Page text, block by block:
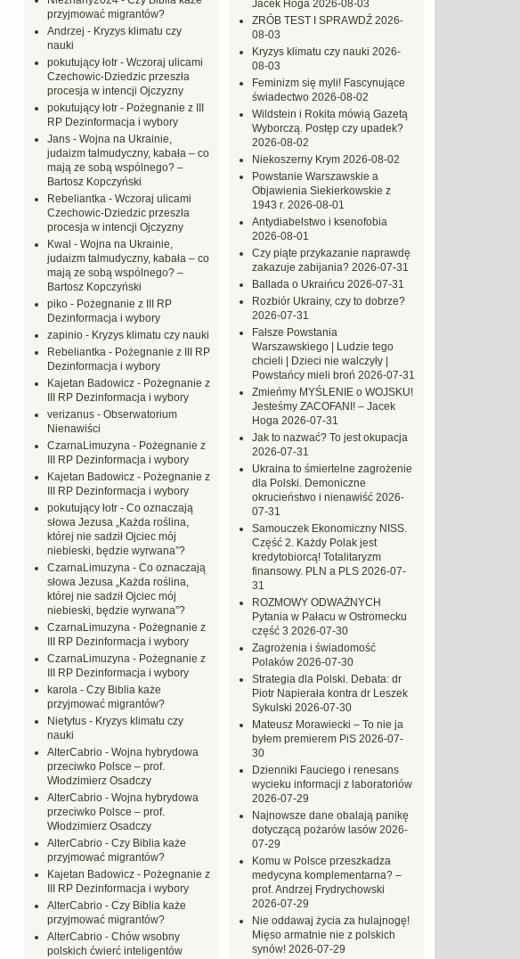
Jacek Hoga 2026-08-03
ZRÓB TEST I SPRAWDŹ 2026-
08-03
Kryzys klimatu czy nauki 2026-
08-03
Feminizm się myli! Fascynujące
świadectwo 2026-08-02
Wildstein i Rokita mówią Gazetą
Wyborczą. Postęp czy upadek?
2026-08-02
Niekoszerny Krym 2026-08-02
Powstanie Warszawskie a
Objawienia Siekierkowskie z
1943 r. 2026-08-01
Antydiabelstwo i ksenofobia
2026-08-01
Czy piąte przykazanie naprawdę
zakazuje zabijania? 2026-07-31
Ballada o Ukraińcu 2026-07-31
Rozbiór Ukrainy, czy to dobrze?
2026-07-31
Fałsze Powstania
Warszawskiego | Ludzie tego
chcieli | Dzieci nie walczyły |
Powstańcy mieli broń 2026-07-31
Zmieńmy MYŚLENIE o WOJSKU!
Jesteśmy ZACOFANI! – Jacek
Hoga 2026-07-31
Jak to nazwać? To jest okupacja
2026-07-31
Ukraina to śmiertelne zagrożenie
dla Polski. Demoniczne
okrucieństwo i nienawiść 2026-
07-31
Samouczek Ekonomiczny NISS.
Część 2. Każdy Polak jest
kredytobiorcą! Totalitaryzm
finansowy. PLN a PLS 2026-07-
31
ROZMOWY ODWAŻNYCH
Pytania w Pałacu w Ostromecku
część 3 2026-07-30
Zagrożenia i świadomość
Polaków 2026-07-30
Strategia dla Polski. Debata: dr
Piotr Napierała kontra dr Leszek
Sykulski 2026-07-30
Mateusz Morawiecki – To nie ja
byłem premierem PiS 2026-07-
30
Dzienniki Fauciego i renesans
wycieku informacji z laboratoriów
2026-07-29
Najnowsze dane obalają panikę
dotyczącą pożarów lasów 2026-
07-29
Komu w Polsce przeszkadza
medycyna komplementarna? –
prof. Andrzej Frydrychowski
2026-07-29
Nie oddawaj życia za hulajnogę!
Mięso armatnie nie z polskich
synów! 2026-07-29
przyjmować migrantów?
Andrzej - Kryzys klimatu czy
nauki
pokutujący łotr - Wczoraj ulicami
Czechowic-Dziedzic przeszła
procesja w intencji Ojczyzny
pokutujący łotr - Pożegnanie z III
RP Dezinformacja i wybory
Jans - Wojna na Ukrainie,
judaizm talmudyczny, kabała – co
mają ze sobą wspólnego? –
Bartosz Kopczyński
Rebeliantka - Wczoraj ulicami
Czechowic-Dziedzic przeszła
procesja w intencji Ojczyzny
Kwal - Wojna na Ukrainie,
judaizm talmudyczny, kabała – co
mają ze sobą wspólnego? –
Bartosz Kopczyński
piko - Pożegnanie z III RP
Dezinformacja i wybory
zapinio - Kryzys klimatu czy nauki
Rebeliantka - Pożegnanie z III RP
Dezinformacja i wybory
Kajetan Badowicz - Pożegnanie z
III RP Dezinformacja i wybory
verizanus - Obserwatorium
Nienawiści
CzarnaLimuzyna - Pożegnanie z
III RP Dezinformacja i wybory
Kajetan Badowicz - Pożegnanie z
III RP Dezinformacja i wybory
pokutujący łotr - Co oznaczają
słowa Jezusa „Każda roślina,
której nie sadził Ojciec mój
niebieski, będzie wyrwana”?
CzarnaLimuzyna - Co oznaczają
słowa Jezusa „Każda roślina,
której nie sadził Ojciec mój
niebieski, będzie wyrwana”?
CzarnaLimuzyna - Pożegnanie z
III RP Dezinformacja i wybory
CzarnaLimuzyna - Pożegnanie z
III RP Dezinformacja i wybory
karola - Czy Biblia każe
przyjmować migrantów?
Nietytus - Kryzys klimatu czy
nauki
AlterCabrio - Wojna hybrydowa
przeciwko Polsce – prof.
Włodzimierz Osadczy
AlterCabrio - Wojna hybrydowa
przeciwko Polsce – prof.
Włodzimierz Osadczy
AlterCabrio - Czy Biblia każe
przyjmować migrantów?
Kajetan Badowicz - Pożegnanie z
III RP Dezinformacja i wybory
AlterCabrio - Czy Biblia każe
przyjmować migrantów?
AlterCabrio - Chów wsobny
polskich ćwierć inteligentów